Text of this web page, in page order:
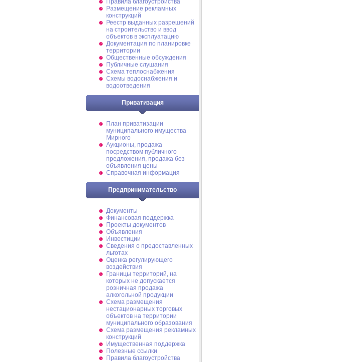
Правила благоустройства
Размещение рекламных
конструкций
Реестр выданных разрешений
на строительство и ввод
объектов в эксплуатацию
Документация по планировке
территории
Общественные обсуждения
Публичные слушания
Схема теплоснабжения
Схемы водоснабжения и
водоотведения
Приватизация
План приватизации
муниципального имущества
Мирного
Аукционы, продажа
посредством публичного
предложения, продажа без
объявления цены
Справочная информация
Предпринимательство
Документы
Финансовая поддержка
Проекты документов
Объявления
Инвестиции
Сведения о предоставленных
льготах
Оценка регулирующего
воздействия
Границы территорий, на
которых не допускается
розничная продажа
алкогольной продукции
Схема размещения
нестационарных торговых
объектов на территории
муниципального образования
Схема размещения рекламных
конструкций
Имущественная поддержка
Полезные ссылки
Правила благоустройства